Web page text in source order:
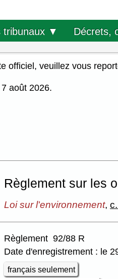
tribunaux ▼ Décrets,
officiel, veuillez vous
août 2026.
Règlement sur les
Loi sur l'environnement,
Règlement 92/88 R
Date d'enregistrement : le
français seulement